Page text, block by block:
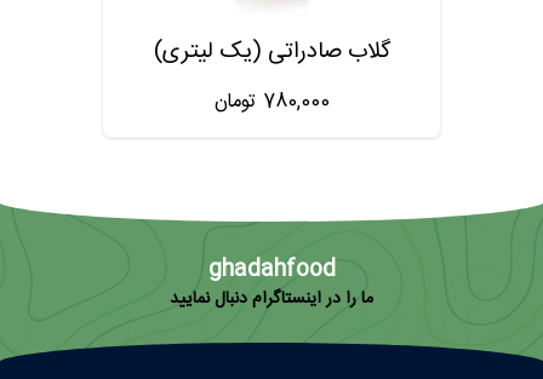
گلاب صادراتی (یک لیتری)
780,000 تومان
ghadahfood
ما را در اینستاگرام دنبال نمایید